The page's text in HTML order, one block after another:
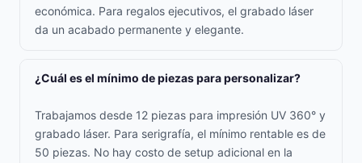
económica. Para regalos ejecutivos, el grabado láser
da un acabado permanente y elegante.
¿Cuál es el mínimo de piezas para personalizar?
Trabajamos desde 12 piezas para impresión UV 360° y
grabado láser. Para serigrafía, el mínimo rentable es de
50 piezas. No hay costo de setup adicional en la